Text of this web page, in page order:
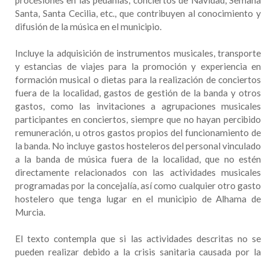
Santa, Santa Cecilia, etc., que contribuyen al conocimiento y
difusión de la música en el municipio.
Incluye la adquisición de instrumentos musicales, transporte
y estancias de viajes para la promoción y experiencia en
formación musical o dietas para la realización de conciertos
fuera de la localidad, gastos de gestión de la banda y otros
gastos, como las invitaciones a agrupaciones musicales
participantes en conciertos, siempre que no hayan percibido
remuneración, u otros gastos propios del funcionamiento de
la banda. No incluye gastos hosteleros del personal vinculado
a la banda de música fuera de la localidad, que no estén
directamente relacionados con las actividades musicales
programadas por la concejalía, así como cualquier otro gasto
hostelero que tenga lugar en el municipio de Alhama de
Murcia.
El texto contempla que si las actividades descritas no se
pueden realizar debido a la crisis sanitaria causada por la